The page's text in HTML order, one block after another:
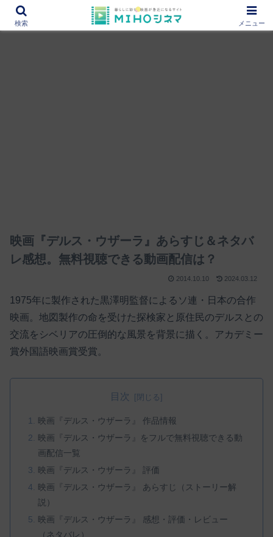
12000作品を紹介！あなたの映画図書館『MIHOシネマ』
映画『デルス・ウザーラ』あらすじ＆ネタバ
レ感想。無料視聴できる動画配信は？
2014.10.10 2024.03.12
1975年に製作された黒澤明監督によるソ連・日本の合作
映画。地図製作の命を受けた探検家と原住民のデルスとの
交流をシベリアの圧倒的な風景を背景に描く。アカデミー
賞外国語映画賞受賞。
目次
映画『デルス・ウザーラ』 作品情報
映画『デルス・ウザーラ』をフルで無料視聴できる動
画配信一覧
映画『デルス・ウザーラ』 評価
映画『デルス・ウザーラ』 あらすじ（ストーリー解
説）
映画『デルス・ウザーラ』 感想・評価・レビュー
（ネタバレ）
検索 メニュー